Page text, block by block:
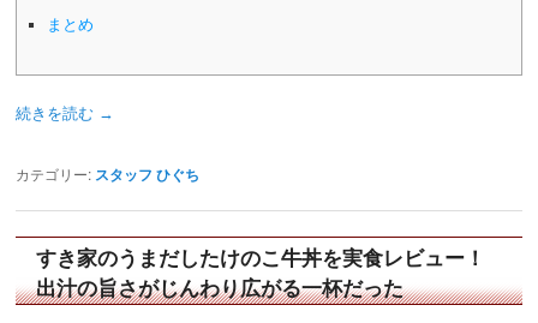
まとめ
続きを読む →
カテゴリー: スタッフ ひぐち
すき家のうまだしたけのこ牛丼を実食レビュー！
出汁の旨さがじんわり広がる一杯だった